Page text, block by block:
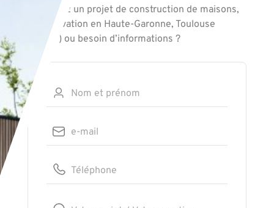
Vous avez un projet de construction de maisons,
de rénovation en Haute-Garonne, Toulouse
(31000) ou besoin d’informations ?